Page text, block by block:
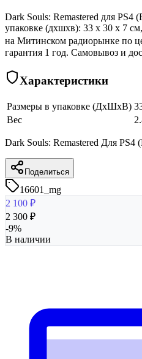
Dark Souls: Remastered для PS4
упаковке (дхшхв): 33 x 30 x 7
на Митинском радиорынке по
гарантия 1 год. Самовывоз и
Характеристики
Размеры в упаковке (ДхШхВ)
Вес
Dark Souls: Remastered Для PS4
Поделиться
16601_mg
2 100 ₽
2 300 ₽
-9%
В наличии